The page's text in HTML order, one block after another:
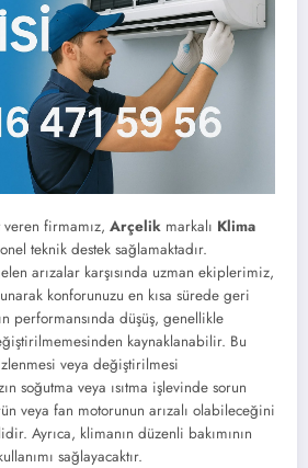
firmamız, Arçelik markalı Klima
teknik destek sağlamaktadır.
arızalar karşısında uzman ekiplerimiz,
konforunuzu en kısa sürede geri
performansında düşüş, genellikle
kaynaklanabilir. Bu
veya değiştirilmesi
soğutma veya ısıtma işlevinde sorun
veya fan motorunun arızalı olabileceğini
Ayrıca, klimanın düzenli bakımının
sağlayacaktır.